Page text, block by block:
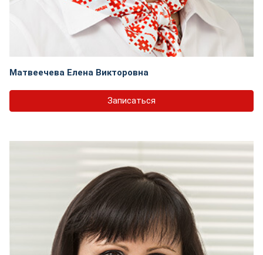
Матвеечева Елена Викторовна
Записаться